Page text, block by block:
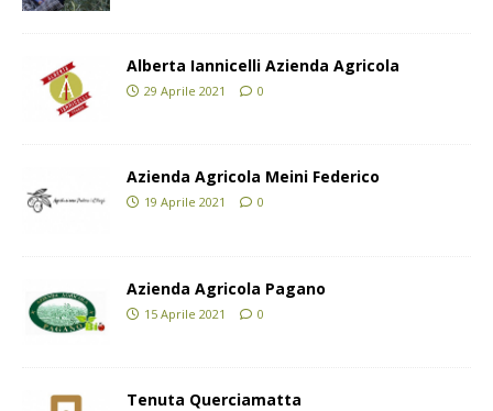
Alberta Iannicelli Azienda Agricola
29 Aprile 2021 0
Azienda Agricola Meini Federico
19 Aprile 2021 0
Azienda Agricola Pagano
15 Aprile 2021 0
Tenuta Querciamatta